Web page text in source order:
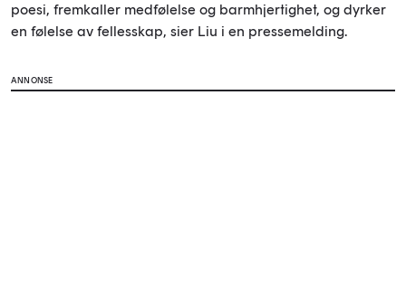
poesi, fremkaller medfølelse og barmhjertighet, og dyrker
en følelse av fellesskap, sier Liu i en pressemelding.
ANNONSE